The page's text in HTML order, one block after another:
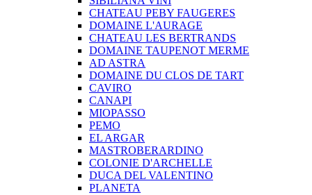
CHATEAU PEBY FAUGERES
DOMAINE L'AURAGE
CHATEAU LES BERTRANDS
DOMAINE TAUPENOT MERME
AD ASTRA
DOMAINE DU CLOS DE TART
CAVIRO
CANAPI
MIOPASSO
PEMO
EL ARGAR
MASTROBERARDINO
COLONIE D'ARCHELLE
DUCA DEL VALENTINO
PLANETA